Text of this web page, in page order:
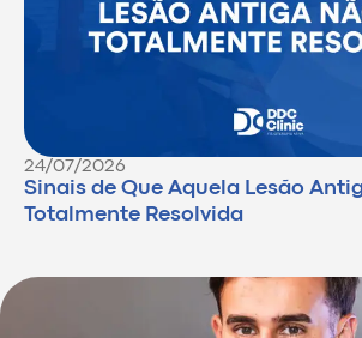
24/07/2026
Sinais de Que Aquela Lesão
Totalmente Resolvida